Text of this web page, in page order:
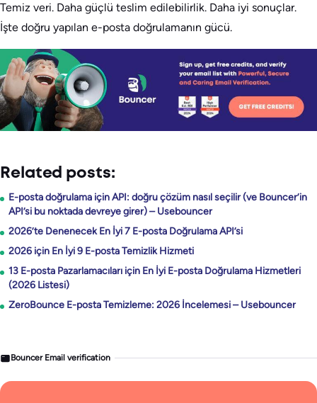
Temiz veri. Daha güçlü teslim edilebilirlik. Daha iyi sonuçlar.
İşte doğru yapılan e-posta doğrulamanın gücü.
Related posts:
E-posta doğrulama için API: doğru çözüm nasıl seçilir (ve Bouncer’in
API’si bu noktada devreye girer) – Usebouncer
2026’te Denenecek En İyi 7 E-posta Doğrulama API’si
2026 için En İyi 9 E-posta Temizlik Hizmeti
13 E-posta Pazarlamacıları için En İyi E-posta Doğrulama Hizmetleri
(2026 Listesi)
ZeroBounce E-posta Temizleme: 2026 İncelemesi – Usebouncer
Bouncer Email verification